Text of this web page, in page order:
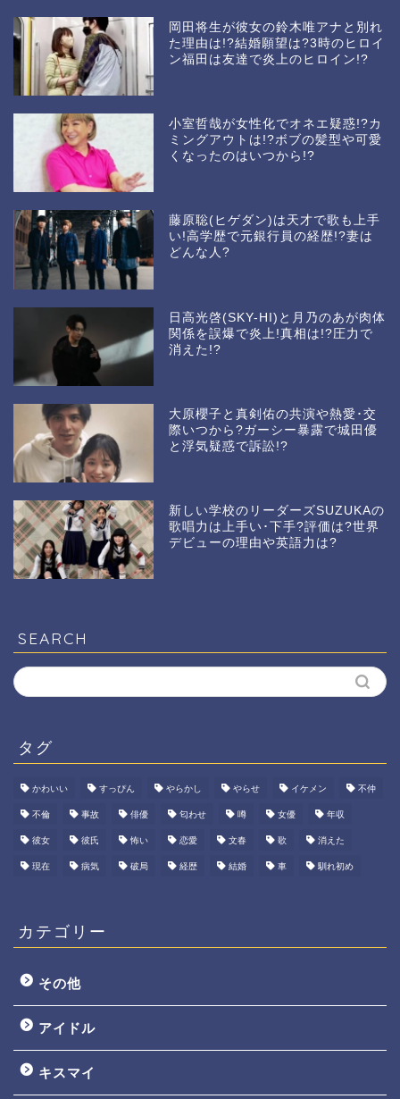
岡田将生が彼女の鈴木唯アナと別れ
た理由は!?結婚願望は?3時のヒロイ
ン福田は友達で炎上のヒロイン!?
小室哲哉が女性化でオネエ疑惑!?カ
ミングアウトは!?ボブの髪型や可愛
くなったのはいつから!?
藤原聡(ヒゲダン)は天才で歌も上手
い!高学歴で元銀行員の経歴!?妻は
どんな人?
日高光啓(SKY-HI)と月乃のあが肉体
関係を誤爆で炎上!真相は!?圧力で
消えた!?
大原櫻子と真剣佑の共演や熱愛･交
際いつから?ガーシー暴露で城田優
と浮気疑惑で訴訟!?
新しい学校のリーダーズSUZUKAの
歌唱力は上手い･下手?評価は?世界
デビューの理由や英語力は?
SEARCH
タグ
かわいい すっぴん やらかし やらせ イケメン 不仲
不倫 事故 俳優 匂わせ 噂 女優 年収
彼女 彼氏 怖い 恋愛 文春 歌 消えた
現在 病気 破局 経歴 結婚 車 馴れ初め
カテゴリー
その他
アイドル
キスマイ